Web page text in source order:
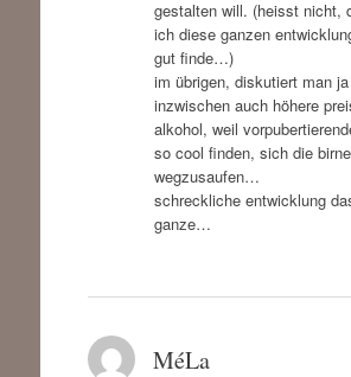
gestalten will. (heisst nicht,
ich diese ganzen
gut finde…)
im übrigen, diskutiert man ja
inzwischen auch höhere
alkohol, weil
so cool finden, sich die birne
wegzusaufen…
schreckliche entwicklung
ganze…
MéLa